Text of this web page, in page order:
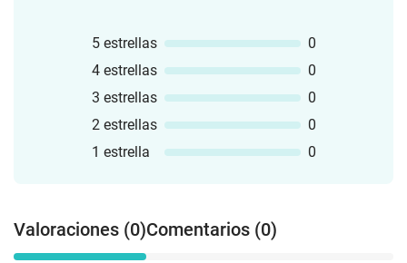
5 estrellas
0
4 estrellas
0
3 estrellas
0
2 estrellas
0
1 estrella
0
Valoraciones (0)Comentarios (0)